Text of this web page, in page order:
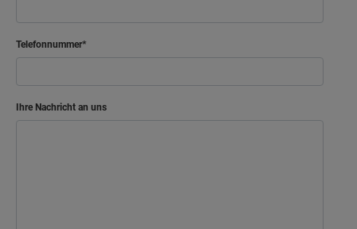
Telefonnummer
Ihre Nachricht an uns